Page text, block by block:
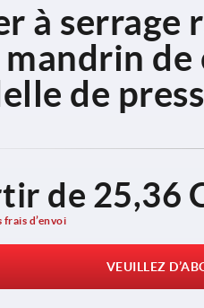
à serrage
mandrin de
de
de 25,36
frais d’envoi
VEUILLEZ